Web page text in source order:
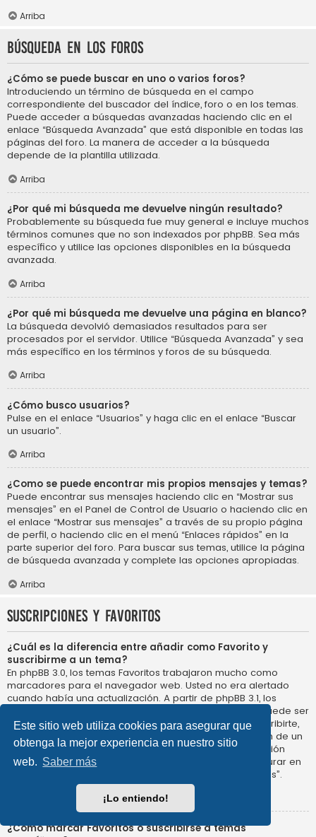
Este sitio web utiliza cookies para asegurar que
obtenga la mejor experiencia en nuestro sitio
web. Saber más
¡Lo entiendo!
Arriba
Búsqueda en los foros
¿Cómo se puede buscar en uno o varios foros?
Introduciendo un término de búsqueda en el campo
correspondiente del buscador del índice, foro o en los temas.
Puede acceder a búsquedas avanzadas haciendo clic en el
enlace “Búsqueda Avanzada” que está disponible en todas las
páginas del foro. La manera de acceder a la búsqueda
depende de la plantilla utilizada.
Arriba
¿Por qué mi búsqueda me devuelve ningún resultado?
Probablemente su búsqueda fue muy general e incluye muchos
términos comunes que no son indexados por phpBB. Sea más
específico y utilice las opciones disponibles en la búsqueda
avanzada.
Arriba
¿Por qué mi búsqueda me devuelve una página en blanco?
La búsqueda devolvió demasiados resultados para ser
procesados por el servidor. Utilice “Búsqueda Avanzada” y sea
más específico en los términos y foros de su búsqueda.
Arriba
¿Cómo busco usuarios?
Pulse en el enlace “Usuarios” y haga clic en el enlace “Buscar
un usuario”.
Arriba
¿Como se puede encontrar mis propios mensajes y temas?
Puede encontrar sus mensajes haciendo clic en “Mostrar sus
mensajes” en el Panel de Control de Usuario o haciendo clic en
el enlace “Mostrar sus mensajes” a través de su propio página
de perfil, o haciendo clic en el menú “Enlaces rápidos” en la
parte superior del foro. Para buscar sus temas, utilice la página
de búsqueda avanzada y complete las opciones apropiadas.
Arriba
Suscripciones y Favoritos
¿Cuál es la diferencia entre añadir como Favorito y
suscribirme a un tema?
En phpBB 3.0, los temas Favoritos trabajaron mucho como
marcadores para el navegador web. Usted no era alertado
cuando había una actualización. A partir de phpBB 3.1, los
Favoritos son más como suscribirse a un tema. Usted puede ser
notificado cuando un tema Favorito se actualiza. Al suscribirte,
sin embargo, se le avisará de que hay una actualización de un
tema, o foro en el propio foro. Las opciones de notificación
para los Favoritos y las suscripciones se pueden configurar en
el Panel de Control de Usuario, en “Preferencias de Foros”.
¿Cómo marcar Favoritos o suscribirse a temas